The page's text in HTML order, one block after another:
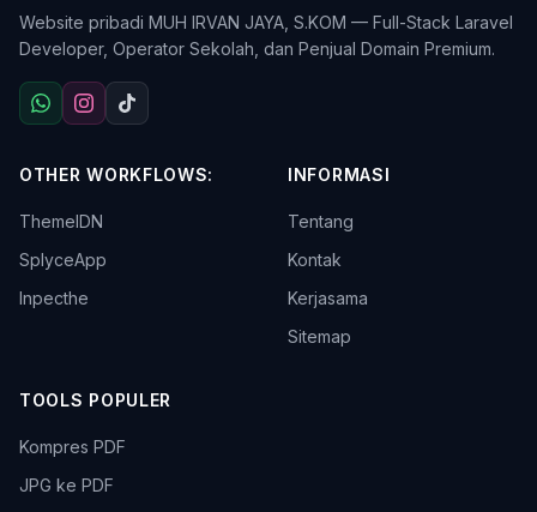
Website pribadi MUH IRVAN JAYA, S.KOM — Full-Stack Laravel
Developer, Operator Sekolah, dan Penjual Domain Premium.
OTHER WORKFLOWS:
ThemeIDN
SplyceApp
Inpecthe
INFORMASI
Tentang
Kontak
Kerjasama
Sitemap
TOOLS POPULER
Kompres PDF
JPG ke PDF